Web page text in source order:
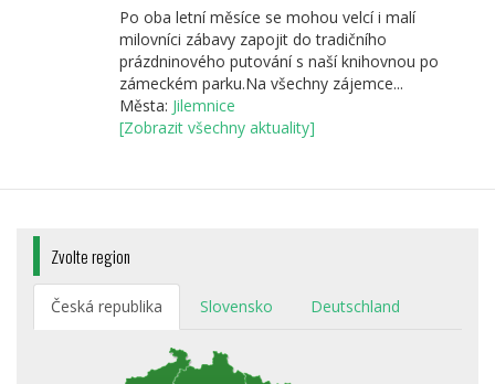
Po oba letní měsíce se mohou velcí i malí
milovníci zábavy zapojit do tradičního
prázdninového putování s naší knihovnou po
zámeckém parku.Na všechny zájemce...
Města: Jilemnice
[Zobrazit všechny aktuality]
Zvolte region
Česká republika Slovensko Deutschland